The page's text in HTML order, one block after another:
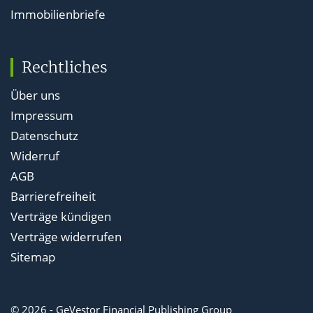
Immobilienbriefe
Rechtliches
Über uns
Impressum
Datenschutz
Widerruf
AGB
Barrierefreiheit
Verträge kündigen
Verträge widerrufen
Sitemap
© 2026 - GeVestor Financial Publishing Group